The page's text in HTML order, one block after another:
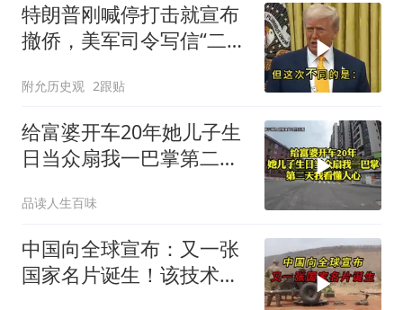
特朗普刚喊停打击就宣布
撤侨，美军司令写信“二选
吗？
附允历史观 2跟贴
给富婆开车20年她儿子生
日当众扇我一巴掌第二天
品读人生百味
中国向全球宣布：又一张
国家名片诞生！该技术全